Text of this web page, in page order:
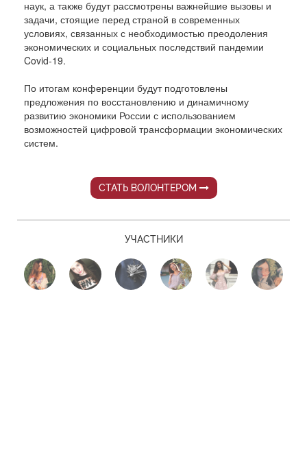
наук, а также будут рассмотрены важнейшие вызовы и
задачи, стоящие перед страной в современных
условиях, связанных с необходимостью преодоления
экономических и социальных последствий пандемии
Covid-19.
По итогам конференции будут подготовлены
предложения по восстановлению и динамичному
развитию экономики России с использованием
возможностей цифровой трансформации экономических
систем.
СТАТЬ ВОЛОНТЕРОМ
УЧАСТНИКИ